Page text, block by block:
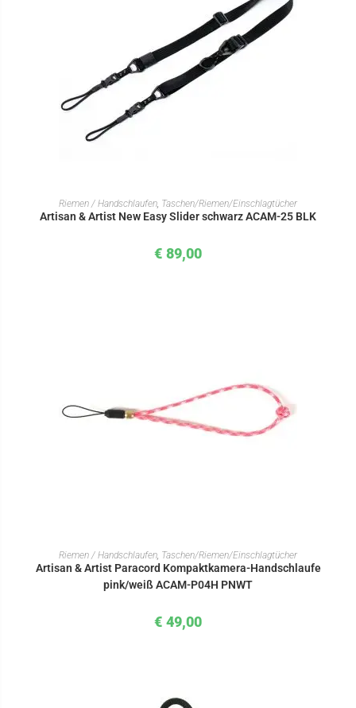
IN DEN WARENKORB
Riemen / Handschlaufen, Taschen/Riemen/Einschlagtücher
Artisan & Artist New Easy Slider schwarz ACAM-25 BLK
€ 89,00
IN DEN WARENKORB
Riemen / Handschlaufen, Taschen/Riemen/Einschlagtücher
Artisan & Artist Paracord Kompaktkamera-Handschlaufe
pink/weiß ACAM-P04H PNWT
€ 49,00